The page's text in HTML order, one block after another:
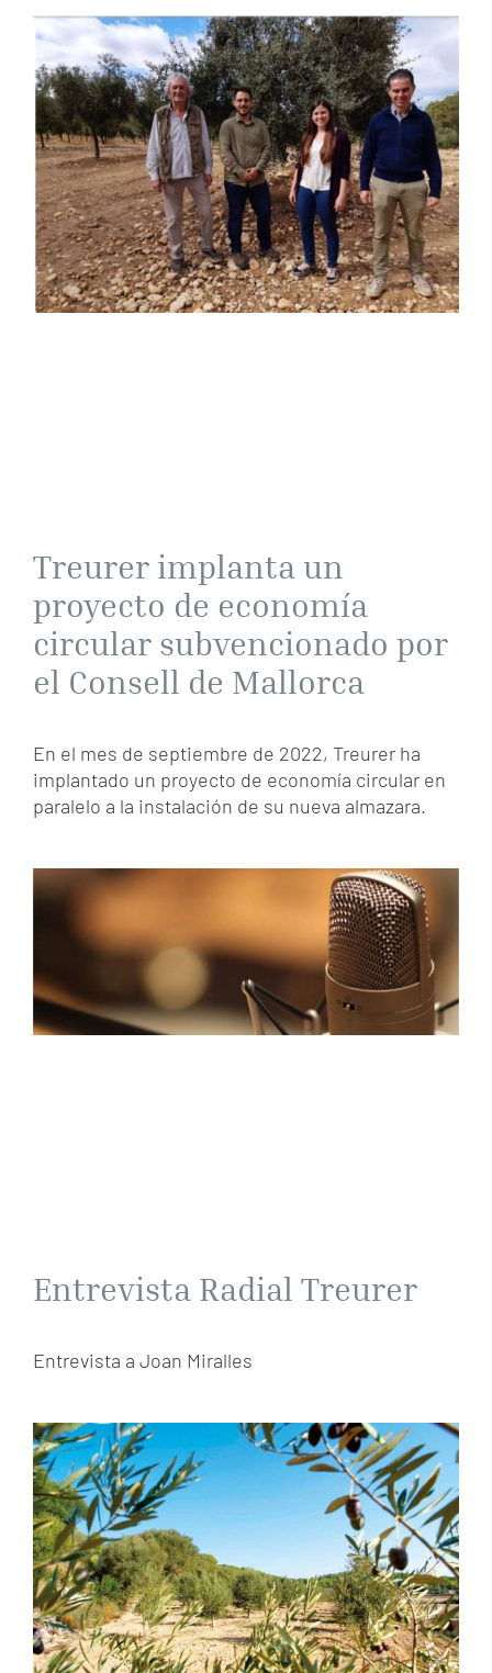
Treurer implanta un
proyecto de economía
circular subvencionado por
el Consell de Mallorca
En el mes de septiembre de 2022, Treurer ha
implantado un proyecto de economía circular en
paralelo a la instalación de su nueva almazara.
Entrevista Radial Treurer
Entrevista a Joan Miralles